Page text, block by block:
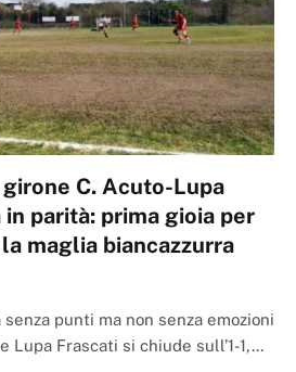
C. Acuto-Lupa
parità: prima gioia per
maglia biancazzurra
punti ma non senza emozioni
Lupa Frascati si chiude sull’1-1,…